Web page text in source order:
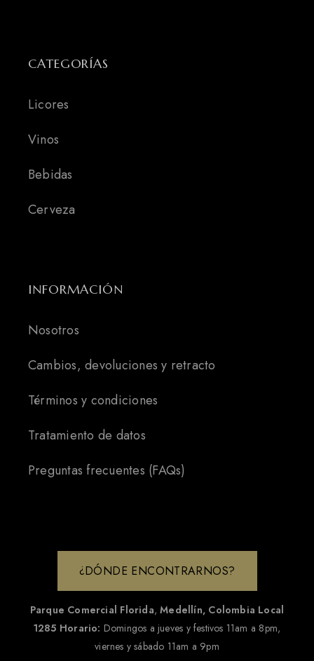
CATEGORÍAS
Licores
Vinos
Bebidas
Cerveza
INFORMACIÓN
Nosotros
Cambios, devoluciones y retracto
Términos y condiciones
Tratamiento de datos
Preguntas frecuentes (FAQs)
¿DÓNDE ENCONTRARNOS?
Parque Comercial Florida,Medellín, Colombia Local
1285 Horario: Domingos a jueves y festivos 11am a 8pm,
viernes y sábado 11am a 9pm